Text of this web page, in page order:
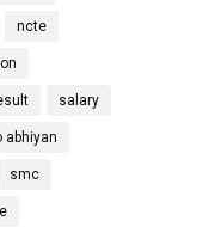
ncte
salary
abhiyan
smc